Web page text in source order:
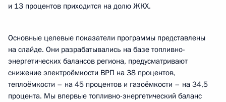
и 13 процентов приходится на долю ЖКХ.
Основные целевые показатели программы представлены
на слайде. Они разрабатывались на базе топливно-
энергетических балансов региона, предусматривают
снижение электроёмкости ВРП на 38 процентов,
теплоёмкости – на 45 процентов и газоёмкости – на 34,5
процента. Мы впервые топливно-энергетический баланс